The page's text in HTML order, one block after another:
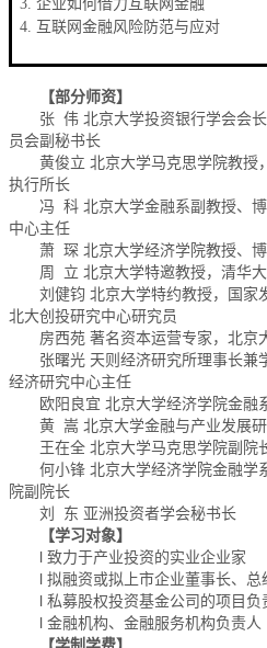
3. 企业如何借力互联网金融
4. 互联网金融风险防范与应对
【部分师资】
张 伟 北京大学投资银行学会会
员会副秘书长
黄俊立 北京大学马克思学院教授
执行所长
冯 科 北京大学金融系副教授、
中心主任
萧 琛 北京大学经济学院教授、
周 立 北京大学特邀教授，清华
刘健钧 北京大学特约教授，国家
北大创投研究中心研究员
房西苑 著名资本运营专家，北京
张曙光 天则经济研究所理事长兼
经济研究中心主任
欧阳良宜 北京大学经济学院金融
黄 嵩 北京大学金融与产业发展
王在全 北京大学马克思学院副院
何小锋 北京大学经济学院金融学
院副院长
刘 东 亚洲投资者学会秘书长
【学习对象】
l 致力于产业投资的实业企业家
l 拟融资或拟上市企业董事长、
l 私募股权投资基金公司的项目负
l 金融机构、金融服务机构负责人